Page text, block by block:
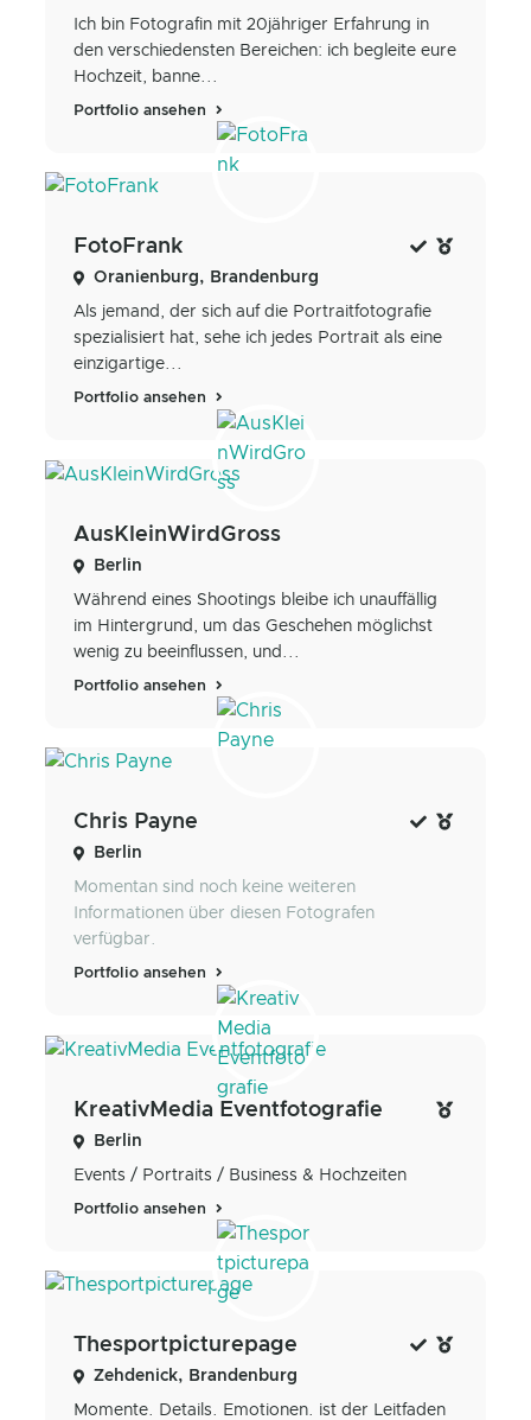
Ich bin Fotografin mit 20jähriger Erfahrung in
den verschiedensten Bereichen: ich begleite eure
Hochzeit, banne...
Portfolio ansehen
FotoFrank
Oranienburg, Brandenburg
Als jemand, der sich auf die Portraitfotografie
spezialisiert hat, sehe ich jedes Portrait als eine
einzigartige...
Portfolio ansehen
AusKleinWirdGross
Berlin
Während eines Shootings bleibe ich unauffällig
im Hintergrund, um das Geschehen möglichst
wenig zu beeinflussen, und...
Portfolio ansehen
Chris Payne
Berlin
Momentan sind noch keine weiteren
Informationen über diesen Fotografen
verfügbar.
Portfolio ansehen
KreativMedia Eventfotografie
Berlin
Events / Portraits / Business & Hochzeiten
Portfolio ansehen
Thesportpicturepage
Zehdenick, Brandenburg
Momente. Details. Emotionen. ist der Leitfaden